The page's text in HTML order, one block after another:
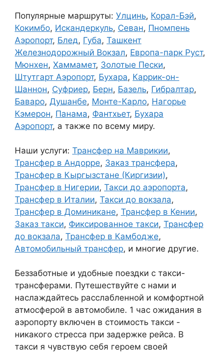
Популярные маршруты: Улцинь, Корал-Бэй,
Кокимбо, Искандеркуль, Севан, Пномпень
Аэропорт, Блед, Губа, Ташкент
Железнодорожный Вокзал, Европа-парк Руст,
Мюнхен, Хаммамет, Золотые Пески,
Штутгарт Аэропорт, Бухара, Каррик-он-
Шаннон, Суфриер, Берн, Базель, Гибралтар,
Баваро, Душанбе, Монте-Карло, Нагорье
Кэмерон, Панама, Фантхьет, Бухара
Аэропорт, а также по всему миру.
Наши услуги: Трансфер на Маврикии,
Трансфер в Андорре, Заказ трансфера,
Трансфер в Кыргызстане (Киргизии),
Трансфер в Нигерии, Такси до аэропорта,
Трансфер в Италии, Такси до вокзала,
Трансфер в Доминикане, Трансфер в Кении,
Заказ такси, Фиксированное такси, Трансфер
до вокзала, Трансфер в Камбодже,
Автомобильный трансфер, и многие другие.
Беззаботные и удобные поездки с такси-
трансферами. Путешествуйте с нами и
наслаждайтесь расслабленной и комфортной
атмосферой в автомобиле. 1 час ожидания в
аэропорту включен в стоимость такси -
никакого стресса при задержке рейса. В
такси я чувствую себя героем своей